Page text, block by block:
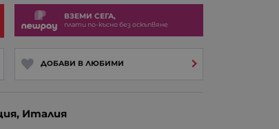
ВЗЕМИ СЕГА,
плати по-късно без оскъпвяне
ДОБАВИ В ЛЮБИМИ
Италия